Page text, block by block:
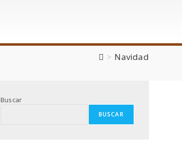
> Navidad
Buscar
BUSCAR